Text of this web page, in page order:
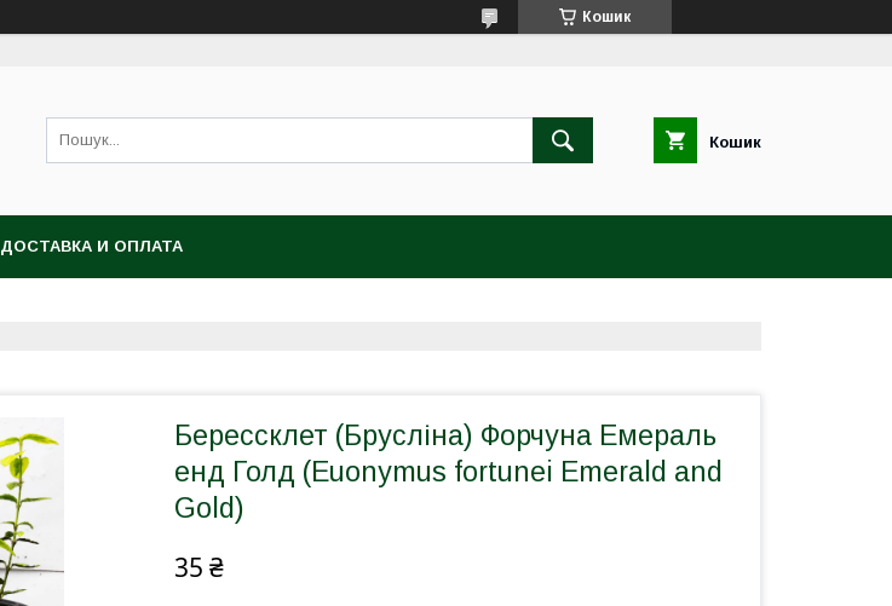
Кошик
Кошик
ДОСТАВКА И ОПЛАТА
Берессклет (Брусліна) Форчуна Емераль
енд Голд (Euonymus fortunei Emerald and
Gold)
35 ₴